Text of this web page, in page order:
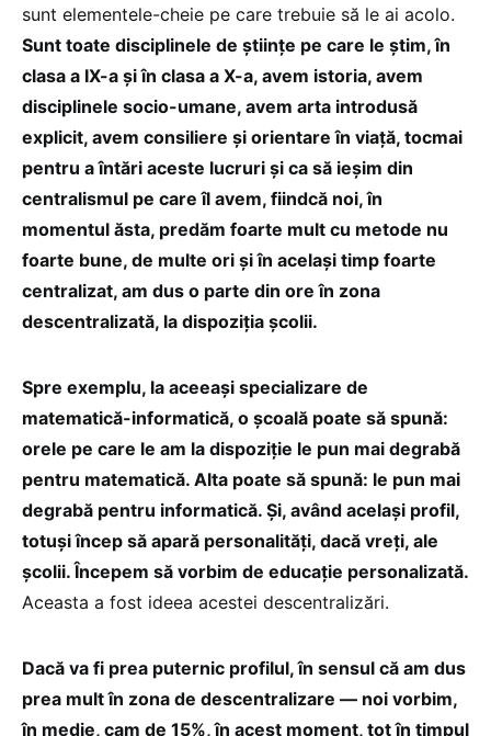
sunt elementele-cheie pe care trebuie să le ai acolo.
Sunt toate disciplinele de științe pe care le știm, în
clasa a IX-a și în clasa a X-a, avem istoria, avem
disciplinele socio-umane, avem arta introdusă
explicit, avem consiliere și orientare în viață, tocmai
pentru a întări aceste lucruri și ca să ieșim din
centralismul pe care îl avem, fiindcă noi, în
momentul ăsta, predăm foarte mult cu metode nu
foarte bune, de multe ori și în același timp foarte
centralizat, am dus o parte din ore în zona
descentralizată, la dispoziția școlii.
Spre exemplu, la aceeași specializare de
matematică-informatică, o școală poate să spună:
orele pe care le am la dispoziție le pun mai degrabă
pentru matematică. Alta poate să spună: le pun mai
degrabă pentru informatică. Și, având același profil,
totuși încep să apară personalități, dacă vreți, ale
școlii. Începem să vorbim de educație personalizată.
Aceasta a fost ideea acestei descentralizări.
Dacă va fi prea puternic profilul, în sensul că am dus
prea mult în zona de descentralizare — noi vorbim,
în medie, cam de 15%, în acest moment, tot în timpul